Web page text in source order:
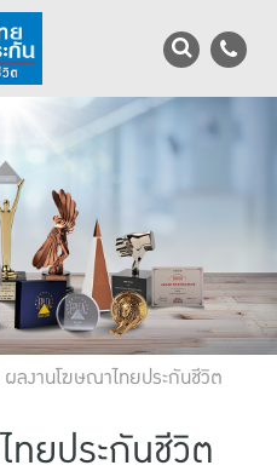
TH EN
ผลงานโฆษณาไทยประกันชีวิต
ทยประกันชีวิต